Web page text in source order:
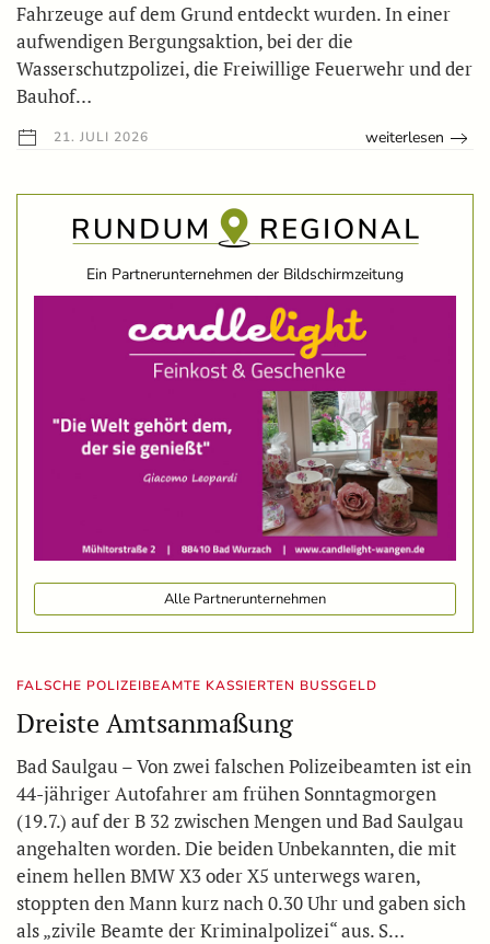
Fahrzeuge auf dem Grund entdeckt wurden. In einer
aufwendigen Bergungsaktion, bei der die
Wasserschutzpolizei, die Freiwillige Feuerwehr und der
Bauhof…
21. JULI 2026 weiterlesen
Ein Partnerunternehmen der Bildschirmzeitung
Alle Partnerunternehmen
FALSCHE POLIZEIBEAMTE KASSIERTEN BUSSGELD
Dreiste Amtsanmaßung
Bad Saulgau – Von zwei falschen Polizeibeamten ist ein
44-jähriger Autofahrer am frühen Sonntagmorgen
(19.7.) auf der B 32 zwischen Mengen und Bad Saulgau
angehalten worden. Die beiden Unbekannten, die mit
einem hellen BMW X3 oder X5 unterwegs waren,
stoppten den Mann kurz nach 0.30 Uhr und gaben sich
als „zivile Beamte der Kriminalpolizei“ aus. S…